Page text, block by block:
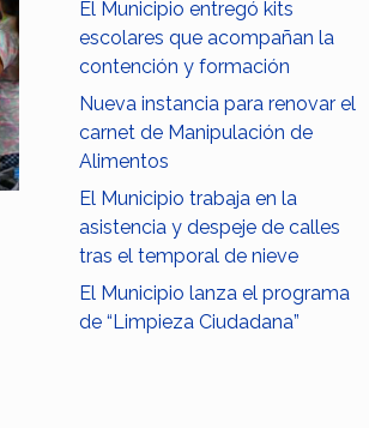
El Municipio entregó kits
escolares que acompañan la
contención y formación
Nueva instancia para renovar el
carnet de Manipulación de
Alimentos
El Municipio trabaja en la
asistencia y despeje de calles
tras el temporal de nieve
El Municipio lanza el programa
de “Limpieza Ciudadana”